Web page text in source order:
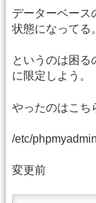
データーベース
状態になってる
というのは困る
に限定しよう。
やったのはこち
/etc/
変更前